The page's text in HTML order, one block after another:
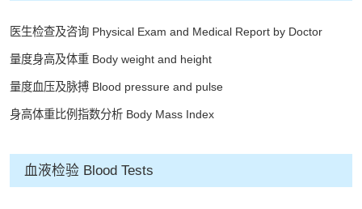
医生检查及咨询 Physical Exam and Medical Report by Doctor
量度身高及体重 Body weight and height
量度血压及脉搏 Blood pressure and pulse
身高体重比例指数分析 Body Mass Index
血液检验 Blood Tests